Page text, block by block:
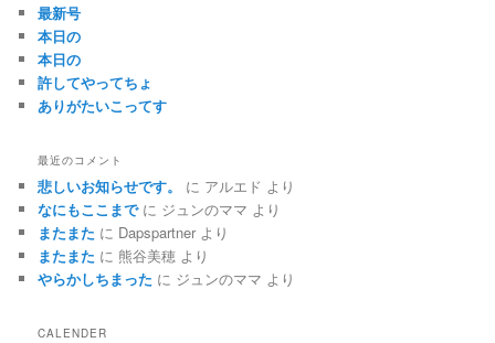
最新号
本日の
本日の
許してやってちょ
ありがたいこってす
最近のコメント
悲しいお知らせです。 に アルエド より
なにもここまでに ジュンのママ より
またまた に Dapspartner より
またまた に 熊谷美穂 より
やらかしちまった に ジュンのママ より
CALENDER